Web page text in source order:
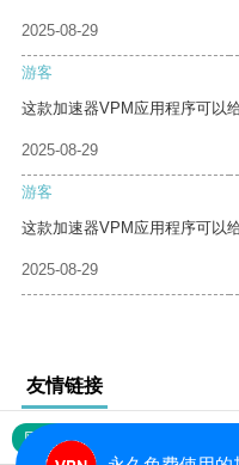
2025-08-29
游客
这款加速器VPM应用程序可以
2025-08-29
游客
这款加速器VPM应用程序可以
2025-08-29
友情链接
网站地图